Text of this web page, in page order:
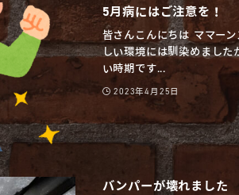
5月病にはご注意を！
皆さんこんにちは ママー
しい環境には馴染めまし
い時期です...
2023年4月25日
バンパーが壊れました